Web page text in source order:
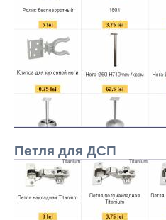
Петля для ДСП